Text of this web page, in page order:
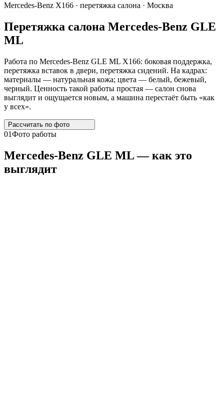
Mercedes-Benz X166 · перетяжка салона · Москва
Перетяжка салона Mercedes-Benz GLE
ML
Работа по Mercedes-Benz GLE ML X166: боковая поддержка,
перетяжка вставок в двери, перетяжка сидений. На кадрах:
материалы — натуральная кожа; цвета — белый, бежевый,
черный. Ценность такой работы простая — салон снова
выглядит и ощущается новым, а машина перестаёт быть «как
у всех».
Рассчитать по фото
01Фото работы
Mercedes-Benz GLE ML— как это
выглядит